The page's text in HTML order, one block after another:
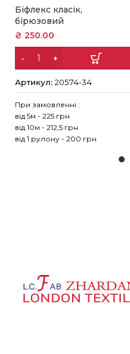
Біфлекс класік,
бірюзовий
₴ 250.00
Артикул:20574-34
При замовленні :
від 5м - 225 грн
від 10м - 212,5 грн
від 1 рулону - 200 грн